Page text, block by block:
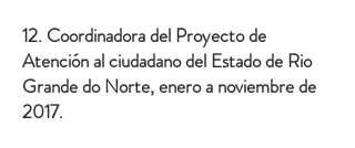
12. Coordinadora del Proyecto de
Atención al ciudadano del Estado de Rio
Grande do Norte, enero a noviembre de
2017.